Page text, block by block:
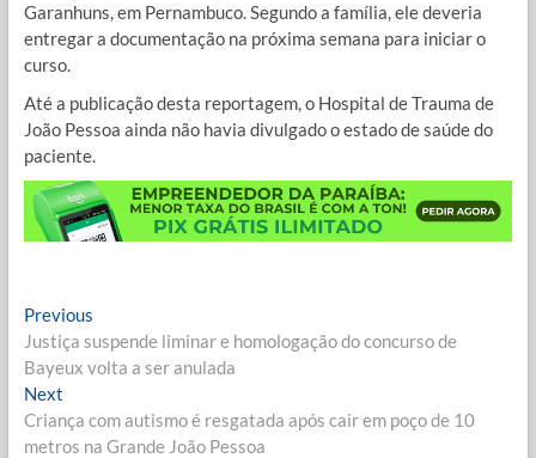
Garanhuns, em Pernambuco. Segundo a família, ele deveria
entregar a documentação na próxima semana para iniciar o
curso.
Até a publicação desta reportagem, o Hospital de Trauma de
João Pessoa ainda não havia divulgado o estado de saúde do
paciente.
Navegação
de
Post
PreviousPrevious
post:
Justiça suspende liminar e homologação do concurso de
Bayeux volta a ser anulada
NextNext
post:
Criança com autismo é resgatada após cair em poço de 10
metros na Grande João Pessoa